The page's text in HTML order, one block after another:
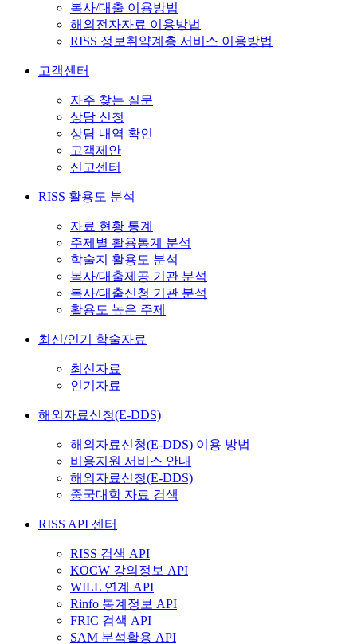
복사/대출 이용방법
해외전자자료 이용방법
RISS 정보취약계층 서비스 이용방법
고객센터
자주 찾는 질문
상담 신청
상담 내역 확인
고객제안
신고센터
RISS 활용도 분석
자료 현황 통계
주제별 활용통계 분석
학술지 활용도 분석
복사/대출제공 기관 분석
복사/대출신청 기관 분석
활용도 높은 주제
최신/인기 학술자료
최신자료
인기자료
해외자료신청(E-DDS)
해외자료신청(E-DDS) 이용 방법
비용지원 서비스 안내
해외자료신청(E-DDS)
중국대학 자료 검색
RISS API 센터
RISS 검색 API
KOCW 강의정보 API
WILL 연계 API
Rinfo 통계정보 API
FRIC 검색 API
SAM 분석활용 API